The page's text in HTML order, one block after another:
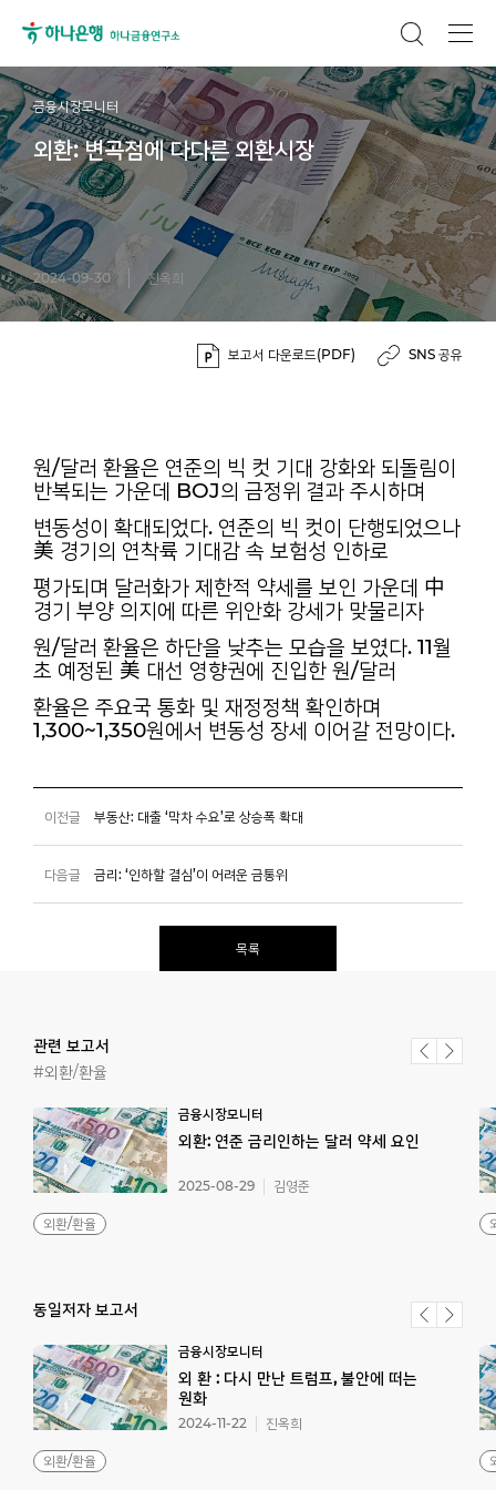
금융시장모니터
외환: 변곡점에 다다른 외환시장
2024-09-30 진옥희
보고서 다운로드(PDF) SNS 공유
원/달러 환율은 연준의 빅 컷 기대 강화와 되돌림이
반복되는 가운데 BOJ의 금정위 결과 주시하며
변동성이 확대되었다. 연준의 빅 컷이 단행되었으나
美 경기의 연착륙 기대감 속 보험성 인하로
평가되며 달러화가 제한적 약세를 보인 가운데 中
경기 부양 의지에 따른 위안화 강세가 맞물리자
원/달러 환율은 하단을 낮추는 모습을 보였다. 11월
초 예정된 美 대선 영향권에 진입한 원/달러
환율은 주요국 통화 및 재정정책 확인하며
1,300~1,350원에서 변동성 장세 이어갈 전망이다.
이전글 부동산: 대출 ‘막차 수요’로 상승폭 확대
다음글 금리: ‘인하할 결심’이 어려운 금통위
목록
관련 보고서
#외환/환율
금융시장모니터
외환: 연준 금리인하는 달러 약세 요인
외환/환율
2025-08-29 김영준
동일저자 보고서
금융시장모니터
외 환 : 다시 만난 트럼프, 불안에 떠는
원화
외환/환율
2024-11-22 진옥희